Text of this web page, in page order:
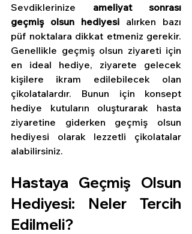
Sevdiklerinize ameliyat sonrası
geçmiş olsun hediyesi alırken bazı
püf noktalara dikkat etmeniz gerekir.
Genellikle geçmiş olsun ziyareti için
en ideal hediye, ziyarete gelecek
kişilere ikram edilebilecek olan
çikolatalardır. Bunun için konsept
hediye kutuların oluşturarak hasta
ziyaretine giderken geçmiş olsun
hediyesi olarak lezzetli çikolatalar
alabilirsiniz.
Hastaya Geçmiş Olsun
Hediyesi: Neler Tercih
Edilmeli?